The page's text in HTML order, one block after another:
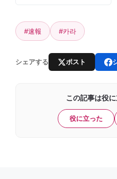
#速報 #카라
シェアする ポスト
この記事は役
役に立った